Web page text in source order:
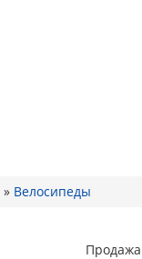
» Велосипеды
Продажа